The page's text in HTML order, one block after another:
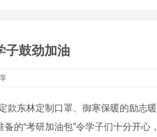
子鼓劲加油
款东林定制口罩、御寒保暖的励志暖
的“考研加油包”令学子们十分开心，